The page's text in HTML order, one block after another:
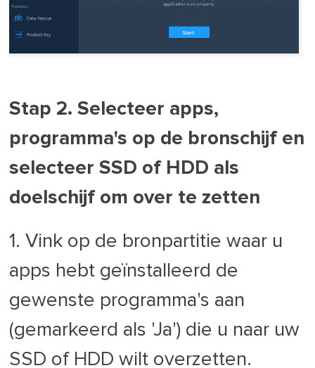
Stap 2. Selecteer apps,
programma's op de bronschijf en
selecteer SSD of HDD als
doelschijf om over te zetten
1. Vink op de bronpartitie waar u
apps hebt geïnstalleerd de
gewenste programma's aan
(gemarkeerd als 'Ja') die u naar uw
SSD of HDD wilt overzetten.